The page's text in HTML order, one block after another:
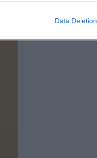
Data Deletion